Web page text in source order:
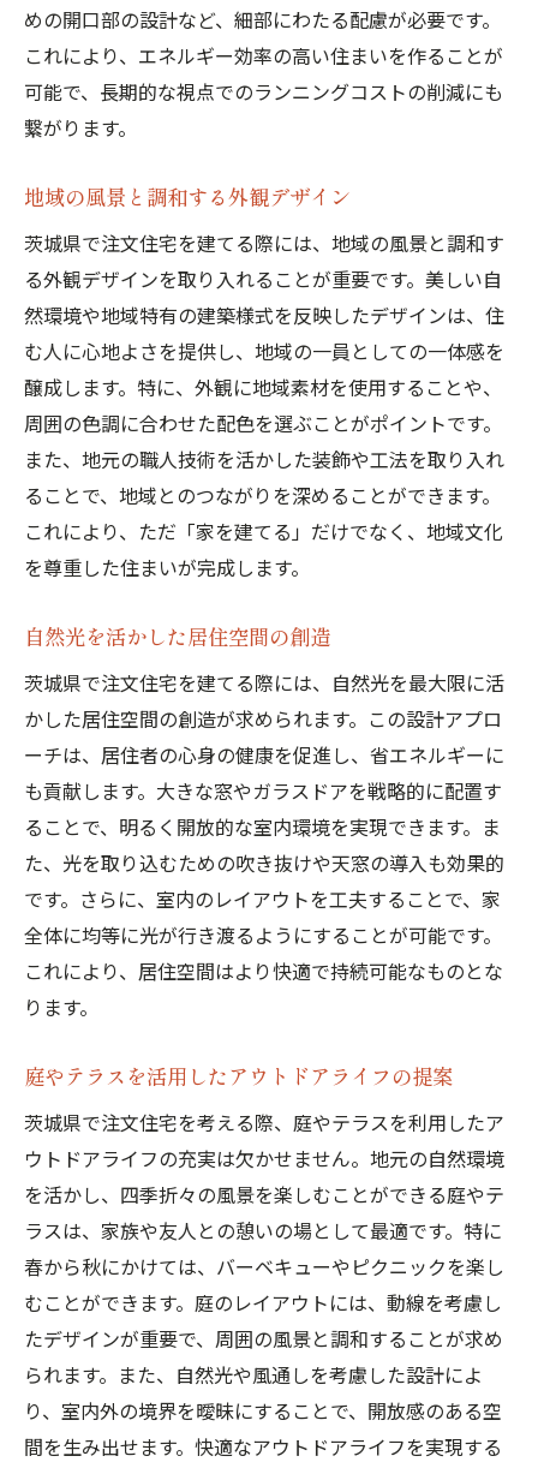
めの開口部の設計など、細部にわたる配慮が必要です。
これにより、エネルギー効率の高い住まいを作ることが
可能で、長期的な視点でのランニングコストの削減にも
繋がります。
地域の風景と調和する外観デザイン
茨城県で注文住宅を建てる際には、地域の風景と調和す
る外観デザインを取り入れることが重要です。美しい自
然環境や地域特有の建築様式を反映したデザインは、住
む人に心地よさを提供し、地域の一員としての一体感を
醸成します。特に、外観に地域素材を使用することや、
周囲の色調に合わせた配色を選ぶことがポイントです。
また、地元の職人技術を活かした装飾や工法を取り入れ
ることで、地域とのつながりを深めることができます。
これにより、ただ「家を建てる」だけでなく、地域文化
を尊重した住まいが完成します。
自然光を活かした居住空間の創造
茨城県で注文住宅を建てる際には、自然光を最大限に活
かした居住空間の創造が求められます。この設計アプロ
ーチは、居住者の心身の健康を促進し、省エネルギーに
も貢献します。大きな窓やガラスドアを戦略的に配置す
ることで、明るく開放的な室内環境を実現できます。ま
た、光を取り込むための吹き抜けや天窓の導入も効果的
です。さらに、室内のレイアウトを工夫することで、家
全体に均等に光が行き渡るようにすることが可能です。
これにより、居住空間はより快適で持続可能なものとな
ります。
庭やテラスを活用したアウトドアライフの提案
茨城県で注文住宅を考える際、庭やテラスを利用したア
ウトドアライフの充実は欠かせません。地元の自然環境
を活かし、四季折々の風景を楽しむことができる庭やテ
ラスは、家族や友人との憩いの場として最適です。特に
春から秋にかけては、バーベキューやピクニックを楽し
むことができます。庭のレイアウトには、動線を考慮し
たデザインが重要で、周囲の風景と調和することが求め
られます。また、自然光や風通しを考慮した設計によ
り、室内外の境界を曖昧にすることで、開放感のある空
間を生み出せます。快適なアウトドアライフを実現する